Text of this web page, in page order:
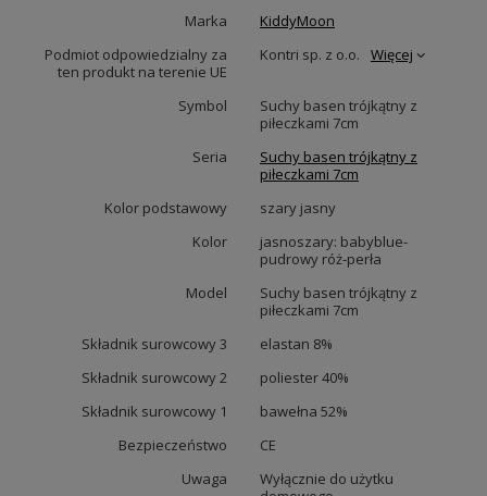
Marka
KiddyMoon
Podmiot odpowiedzialny za
ten produkt na terenie UE
Kontri sp. z o.o. Więcej
Symbol
Suchy basen trójkątny z
piłeczkami 7cm
Seria
Suchy basen trójkątny z
piłeczkami 7cm
Kolor podstawowy
szary jasny
Kolor
jasnoszary: babyblue-
pudrowy róż-perła
Model
Suchy basen trójkątny z
piłeczkami 7cm
Składnik surowcowy 3
elastan 8%
Składnik surowcowy 2
poliester 40%
Składnik surowcowy 1
bawełna 52%
Bezpieczeństwo
CE
Uwaga
Wyłącznie do użytku